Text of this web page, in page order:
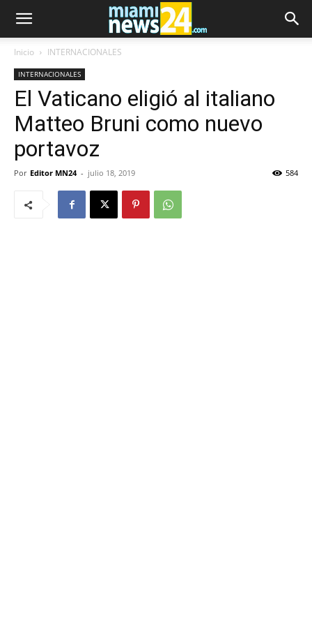
Inicio INTERNACIONALES
INTERNACIONALES
El Vaticano eligió al italiano
Matteo Bruni como nuevo
portavoz
Por Editor MN24 - julio 18, 2019 584